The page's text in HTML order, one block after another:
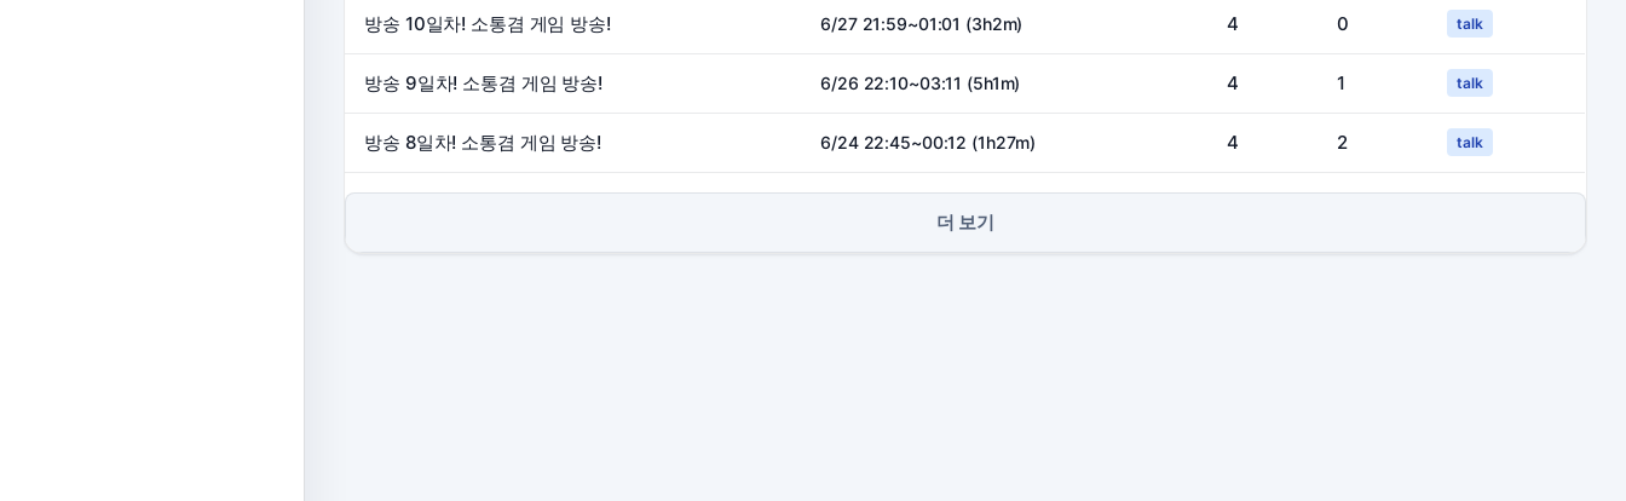
방송 10일차! 소통겸 게임 방송! 6/27 21:59~01:01 (3h2m) 4 0 talk
방송 9일차! 소통겸 게임 방송! 6/26 22:10~03:11 (5h1m) 4 1 talk
방송 8일차! 소통겸 게임 방송! 6/24 22:45~00:12 (1h27m) 4 2 talk
더 보기